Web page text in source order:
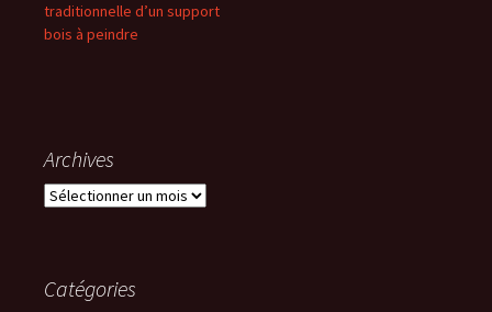
traditionnelle d’un support
bois à peindre
Archives
Archives
Catégories